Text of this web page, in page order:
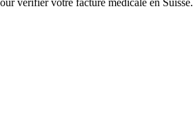
vérifier votre facture médicale en Suisse.